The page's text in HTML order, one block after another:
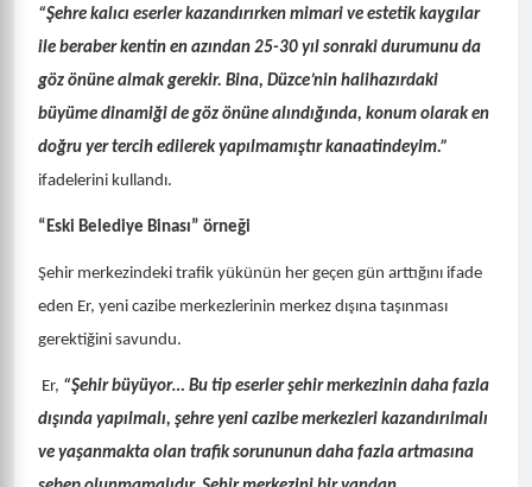
“Şehre kalıcı eserler kazandırırken mimari ve estetik kaygılar
ile beraber kentin en azından 25-30 yıl sonraki durumunu da
göz önüne almak gerekir. Bina, Düzce’nin halihazırdaki
büyüme dinamiği de göz önüne alındığında, konum olarak en
doğru yer tercih edilerek yapılmamıştır kanaatindeyim.”
ifadelerini kullandı.
“Eski Belediye Binası” örneği
Şehir merkezindeki trafik yükünün her geçen gün arttığını ifade
eden Er, yeni cazibe merkezlerinin merkez dışına taşınması
gerektiğini savundu.
Er, “Şehir büyüyor… Bu tip eserler şehir merkezinin daha fazla
dışında yapılmalı, şehre yeni cazibe merkezleri kazandırılmalı
ve yaşanmakta olan trafik sorununun daha fazla artmasına